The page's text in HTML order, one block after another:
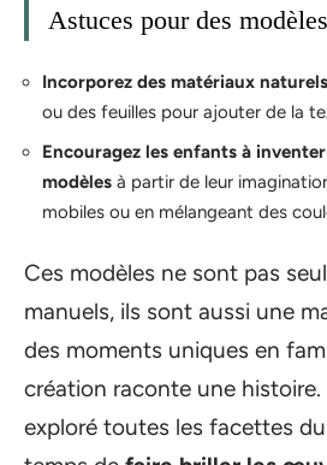
Astuces pour des
Incorporez des matériaux naturels
ou des feuilles pour ajouter de la
Encouragez les enfants à
modèles à partir de leur
mobiles ou en mélangeant des
Ces modèles ne sont pas
manuels, ils sont aussi une
des moments uniques en
création raconte une histoire.
exploré toutes les facettes